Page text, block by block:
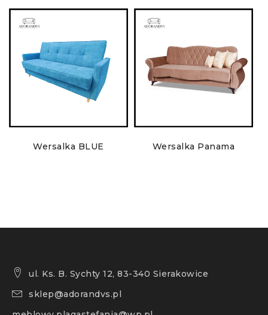
Wersalka BLUE Wersalka Panama
ul. Ks. B. Sychty 12, 83-340 Sierakowice
sklep@adorandvs.pl